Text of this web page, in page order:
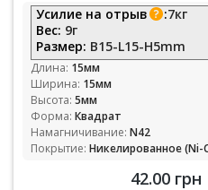
Усилие на отрыв :7кг
Вес: 9г
Размер: B15-L15-H5mm
Длина: 15мм
Ширина: 15мм
Высота: 5мм
Форма: Квадрат
Намагничивание: N42
Покрытие: Никелированное (Ni-
42.00 грн